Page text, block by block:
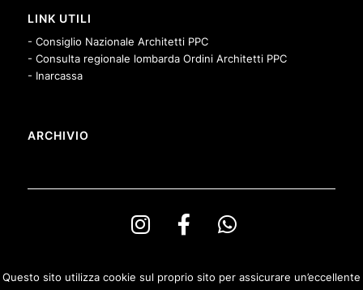
LINK UTILI
- Consiglio Nazionale Architetti PPC
- Consulta regionale lombarda Ordini Architetti PPC
- Inarcassa
ARCHIVIO
Questo sito utilizza cookie sul proprio sito per assicurare un’eccellente